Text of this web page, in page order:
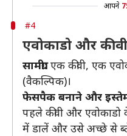
आपने
#4
एवोकाडो और
सामग्री:एक कीवी, एक
(वैकल्पिक)।
फेसपैक बनाने और
पहले कीवी और
में डालें और उसे अच्छे से